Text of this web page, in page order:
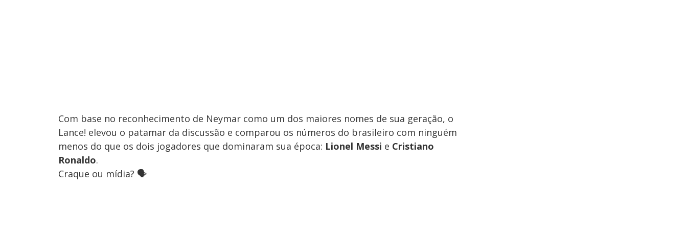
Com base no reconhecimento de Neymar como um dos maiores nomes de sua geração, o
Lance! elevou o patamar da discussão e comparou os números do brasileiro com ninguém
menos do que os dois jogadores que dominaram sua época: Lionel Messi e Cristiano
Ronaldo.
Craque ou mídia? 🗣️